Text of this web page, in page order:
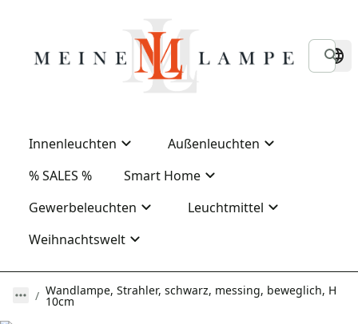
Innenleuchten
Außenleuchten
% SALES %
Smart Home
Gewerbeleuchten
Leuchtmittel
Weihnachtswelt
Wandlampe, Strahler, schwarz, messing, beweglich, H
10cm